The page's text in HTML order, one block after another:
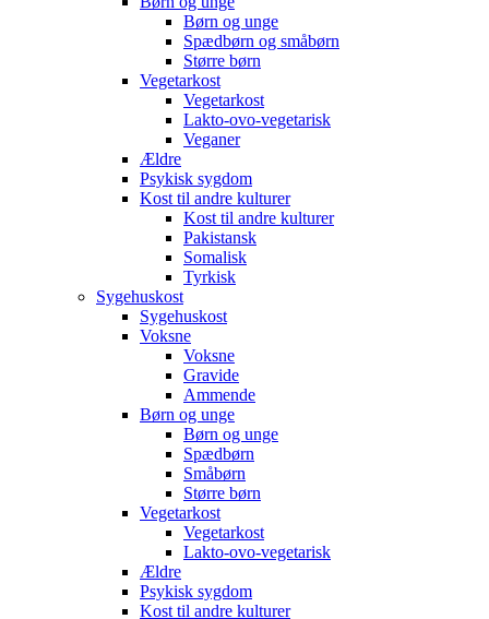
Børn og unge
Spædbørn og småbørn
Større børn
Vegetarkost
Vegetarkost
Lakto-ovo-vegetarisk
Veganer
Ældre
Psykisk sygdom
Kost til andre kulturer
Kost til andre kulturer
Pakistansk
Somalisk
Tyrkisk
Sygehuskost
Sygehuskost
Voksne
Voksne
Gravide
Ammende
Børn og unge
Børn og unge
Spædbørn
Småbørn
Større børn
Vegetarkost
Vegetarkost
Lakto-ovo-vegetarisk
Ældre
Psykisk sygdom
Kost til andre kulturer